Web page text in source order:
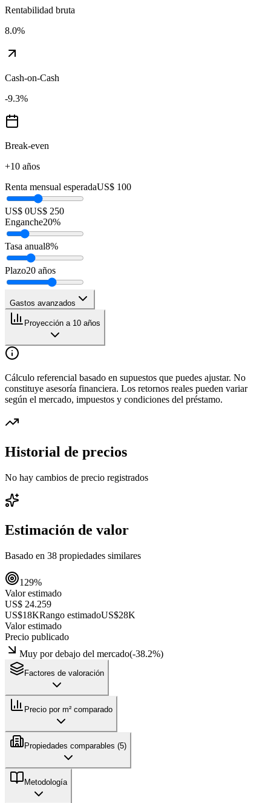
Rentabilidad bruta
8.0%
Cash-on-Cash
-9.3%
Break-even
+10 años
Renta mensual esperadaUS$ 100
US$ 0US$ 250
Enganche20%
Tasa anual8%
Plazo20 años
Gastos avanzados
Proyección a 10 años
Cálculo referencial basado en supuestos que puedes ajustar. No
constituye asesoría financiera. Los retornos reales pueden variar
según el mercado, impuestos y condiciones del préstamo.
Historial de precios
No hay cambios de precio registrados
Estimación de valor
Basado en 38 propiedades similares
129%
Valor estimado
US$ 24.259
US$18KRango estimadoUS$28K
Valor estimado
Precio publicado
Muy por debajo del mercado(-38.2%)
Factores de valoración
Precio por m² comparado
Propiedades comparables (5)
Metodología